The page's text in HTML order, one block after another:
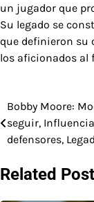
un jugador que
Su legado se
que definieron su
los aficionados al
Post
navigation
Bobby Moore:
seguir,
defensores,
Related